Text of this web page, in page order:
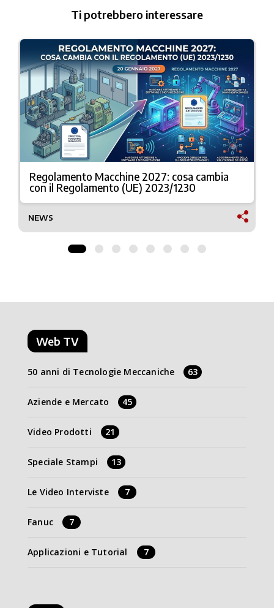
Ti potrebbero interessare
Regolamento Macchine 2027: cosa cambia
con il Regolamento (UE) 2023/1230
NEWS
Web TV
50 anni di Tecnologie Meccaniche 63
Aziende e Mercato 45
Video Prodotti 21
Speciale Stampi 13
Le Video Interviste 7
Fanuc 7
Applicazioni e Tutorial 7